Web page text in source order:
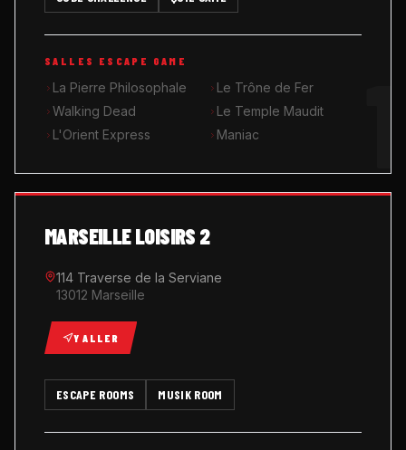
MUSIK ROOM KARAOKÉ
QUIZ GAME
SALLES ESCAPE GAME
La Pierre Philosophale
Le Trône de Fer
Walking Dead
Le Temple Maudit
L'Orient Express
Maniac
MARSEILLE LOISIRS 2
114 Traverse de la Serviane
13012 Marseille
Y ALLER
ESCAPE ROOMS MUSIK ROOM